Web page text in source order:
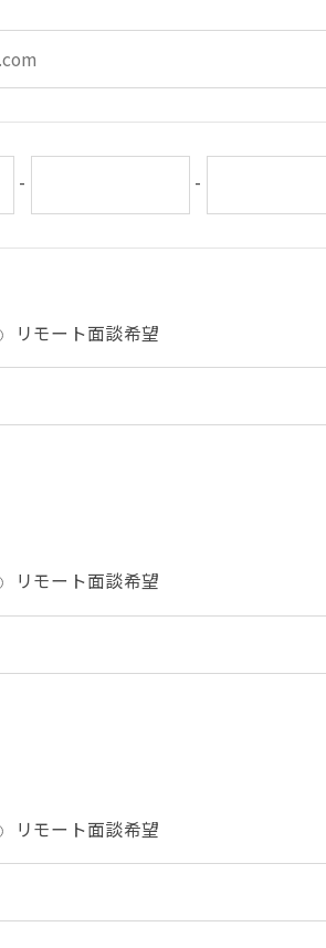
- -
リモート面談希望
リモート面談希望
リモート面談希望